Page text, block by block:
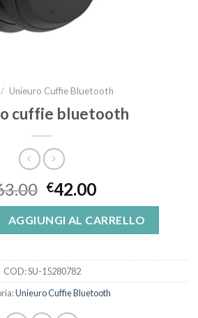
/ Unieuro Cuffie Bluetooth
cuffie bluetooth
€42.00
quantità
AGGIUNGI AL CARRELLO
COD:SU-15280782
Unieuro Cuffie Bluetooth